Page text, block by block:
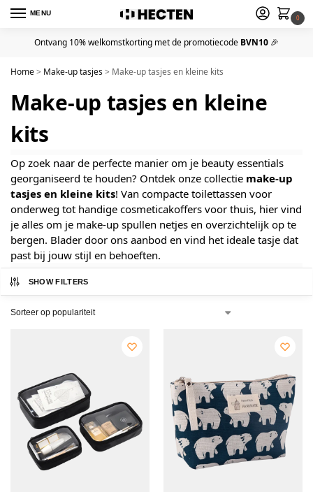
MENU
0
Ontvang 10% welkomstkorting met de promotiecode BVN10 🎉
Home> Make-up tasjes> Make-up tasjes en kleine kits
Make-up tasjes en kleine
kits
Op zoek naar de perfecte manier om je beauty essentials
georganiseerd te houden? Ontdek onze collectie make-up
tasjes en kleine kits! Van compacte toilettassen voor
onderweg tot handige cosmeticakoffers voor thuis, hier vind
je alles om je make-up spullen netjes en overzichtelijk op te
bergen. Blader door ons aanbod en vind het ideale tasje dat
past bij jouw stijl en behoeften.
SHOW FILTERS